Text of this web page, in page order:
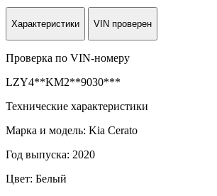
Характеристики VIN проверен
Проверка по VIN-номеру
LZY4**KM2**9030***
Технические характеристики
Марка и модель: Kia Cerato
Год выпуска: 2020
Цвет: Белый